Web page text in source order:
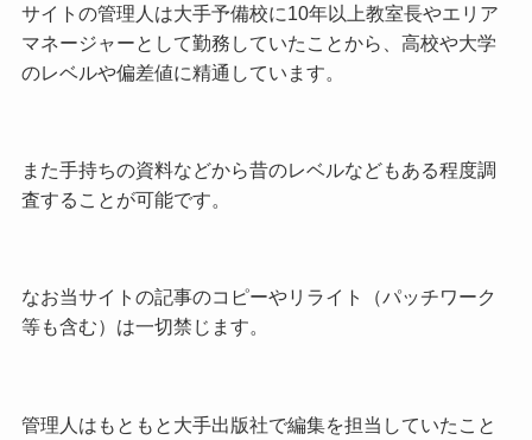
サイトの管理人は大手予備校に10年以上教室長やエリア
マネージャーとして勤務していたことから、高校や大学
のレベルや偏差値に精通しています。
また手持ちの資料などから昔のレベルなどもある程度調
査することが可能です。
なお当サイトの記事のコピーやリライト（パッチワーク
等も含む）は一切禁じます。
管理人はもともと大手出版社で編集を担当していたこと